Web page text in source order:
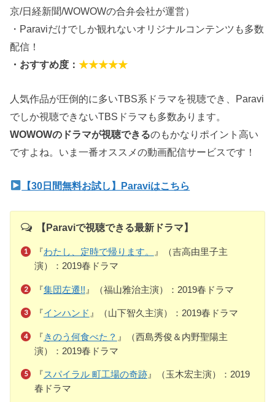
京/日経新聞/WOWOWの合弁会社が運営）
・Paraviだけでしか観れないオリジナルコンテンツも多数
配信！
・おすすめ度：★★★★★
人気作品が圧倒的に多いTBS系ドラマを視聴でき、Paravi
でしか視聴できないTBSドラマも多数あります。
WOWOWのドラマが視聴できるのもかなりポイント高い
ですよね。いま一番オススメの動画配信サービスです！
【30日間無料お試し】Paraviはこちら
【Paraviで視聴できる最新ドラマ】
『わたし、定時で帰ります。
』（吉高由里子主
演）：2019春ドラマ
『集団左遷!! 』（福山雅治主演）：2019春ドラマ
『インハンド 』（山下智久主演）：2019春ドラマ
『きのう何食べた？ 』（西島秀俊＆内野聖陽主
演）：2019春ドラマ
『スパイラル 町工場の奇跡』（玉木宏主演）：2019
春ドラマ